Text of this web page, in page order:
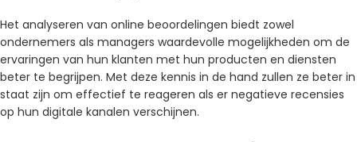
Het analyseren van online beoordelingen biedt zowel
ondernemers als managers waardevolle mogelijkheden om de
ervaringen van hun klanten met hun producten en diensten
beter te begrijpen. Met deze kennis in de hand zullen ze beter in
staat zijn om effectief te reageren als er negatieve recensies
op hun digitale kanalen verschijnen.